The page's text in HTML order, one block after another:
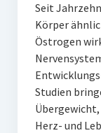
Seit
Körper
Östrogen
Studien
Herz- und